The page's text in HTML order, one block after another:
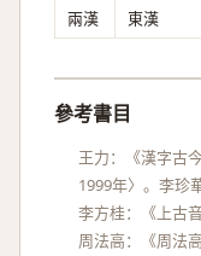
兩漢
東漢
參考書目
王力：《漢字古
1999年〉。李珍
李方桂：《上古
周法高：《周法